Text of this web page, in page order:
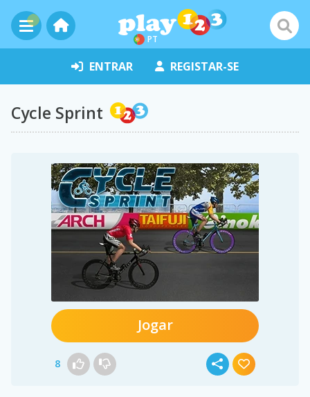
PT
ENTRAR REGISTAR-SE
Cycle Sprint
Jogar
8